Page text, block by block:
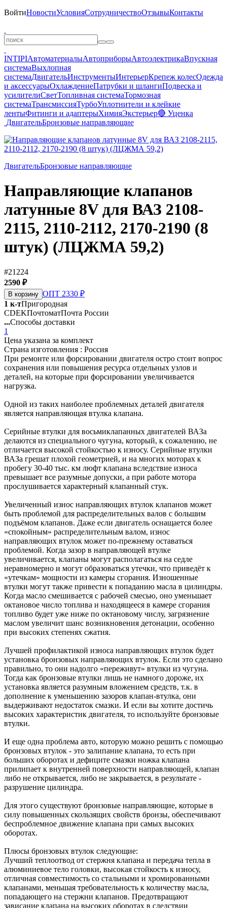
ВойтиНовостиУсловияСотрудничествоОтзывыКонтакты
INTIPIАвтоматериалыАвтоприборыАвтоэлектрикаВпускная
системаВыхлопная
системаДвигательИнструментыИнтерьерКрепеж колесОдежда
и аксессуарыОхлаждениеПатрубки и шлангиПодвеска и
усилителиСветТопливная системаТормозная
системаТрансмиссияТурбоУплотнители и клейкие
лентыФитинги и адаптерыХимияЭкстерьер🔴 Уценка
ДвигательБронзовые направляющие
ДвигательБронзовые направляющие
Направляющие клапанов
латунные 8V для ВАЗ 2108-
2115, 2110-2112, 2170-2190 (8
штук) (ЛЦЖМА 59,2)
#21224
2590 ₽
В корзину ОПТ 2330 ₽
1 к-тПригородная
CDEKПочтоматПочта России
...Способы доставки
1
Цена указана за комплект
Страна изготовления : Россия
При ремонте или форсировании двигателя остро стоит вопрос
сохранения или повышения ресурса отдельных узлов и
деталей, на которые при форсировании увеличивается
нагрузка.
Одной из таких наиболее проблемных деталей двигателя
является направляющая втулка клапана.
Серийные втулки для восьмиклапанных двигателей ВАЗа
делаются из специального чугуна, который, к сожалению, не
отличается высокой стойкостью к износу. Серийные втулки
ВАЗа грешат плохой геометрией, и на многих моторах к
пробегу 30-40 тыс. км люфт клапана вследствие износа
превышает все разумные допуски, а при работе мотора
прослушивается характерный клапанный стук.
Увеличенный износ направляющих втулок клапанов может
быть проблемой для распределительных валов с большим
подъёмом клапанов. Даже если двигатель оснащается более
«спокойным» распределительным валом, износ
направляющих втулок может по-прежнему оставаться
проблемой. Когда зазор в направляющей втулке
увеличивается, клапаны могут располагаться на седле
неравномерно и могут образоваться утечки, что приведёт к
«утечкам» мощности из камеры сгорания. Изношенные
втулки могут также привести к попаданию масла в цилиндры.
Когда масло смешивается с рабочей смесью, оно уменьшает
октановое число топлива и находящееся в камере сгорания
топливо будет уже ниже по октановому числу, загрязнение
маслом увеличит шанс возникновения детонации, особенно
при высоких степенях сжатия.
Лучшей профилактикой износа направляющих втулок будет
установка бронзовых направляющих втулок. Если это сделано
правильно, то они надолго «переживут» втулки из чугуна.
Тогда как бронзовые втулки лишь не намного дороже, их
установка является разумным вложением средств, т.к. в
дополнение к уменьшению зазоров клапан-втулка, они
выдерживают недостаток смазки. И если вы хотите достичь
высоких характеристик двигателя, то используйте бронзовые
втулки.
И еще одна проблема авто, которую можно решить с помощью
бронзовых втулок - это залипание клапана, то есть при
больших оборотах и дефиците смазки ножка клапана
прилипает к внутренней поверхности направляющей, клапан
либо не открывается, либо не закрывается, в результате -
разрушение цилиндра.
Для этого существуют бронзовые направляющие, которые в
силу повышенных скользящих свойств бронзы, обеспечивают
беспроблемное движение клапана при самых высоких
оборотах.
Плюсы бронзовых втулок следующие:
Лучший теплоотвод от стержня клапана и передача тепла в
алюминиевое тело головки, высокая стойкость к износу,
отличная совместимость со стальными и хромированными
клапанами, меньшая требовательность к количеству масла,
попадающего на стержни клапанов. Предотвращают
зависание клапана на высоких оборотах в следствии